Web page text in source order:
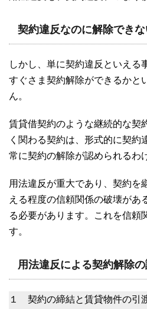
契約違反なのに解除できな
しかし、単に契約違反といえる
すぐさま契約解除ができるかと
ん。
賃貸借契約のような継続的な契
く関わる契約は、形式的に契約
常に契約の解除が認められるわ
用法違反が重大であり、契約を
える程度の信頼関係の破壊があ
る必要があります。これを信頼
す。
用法違反による契約解除
１ 契約の締結と賃貸物件の引